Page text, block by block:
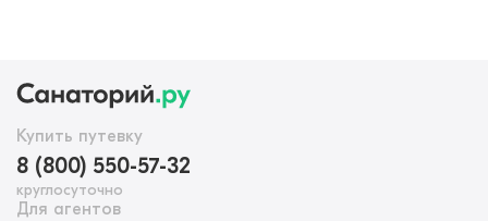
Купить путевку
8 (800) 550-57-32
круглосуточно
Для агентов